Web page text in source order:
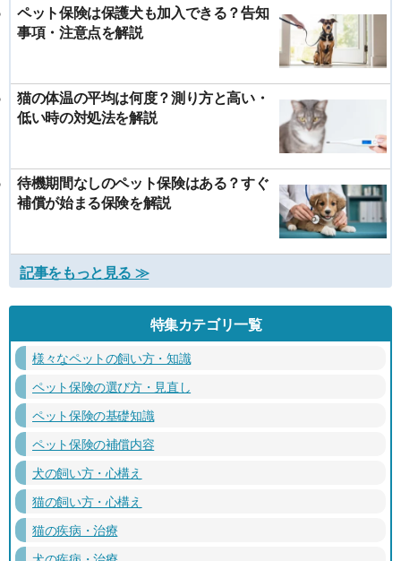
ペット保険は保護犬も加入できる？告知
事項・注意点を解説
猫の体温の平均は何度？測り方と高い・
低い時の対処法を解説
待機期間なしのペット保険はある？すぐ
補償が始まる保険を解説
記事をもっと見る ≫
特集カテゴリ一覧
様々なペットの飼い方・知識
ペット保険の選び方・見直し
ペット保険の基礎知識
ペット保険の補償内容
犬の飼い方・心構え
猫の飼い方・心構え
猫の疾病・治療